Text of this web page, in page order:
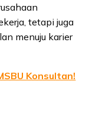
tetapi juga
menuju karier
Konsultan!